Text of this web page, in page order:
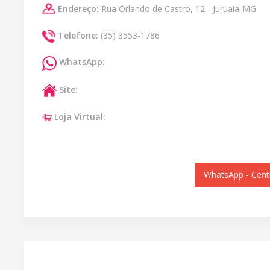
Endereço: Rua Orlando de Castro, 12 - Juruaia-MG
Telefone: (35) 3553-1786
WhatsApp:
Site:
Loja Virtual:
WhatsApp -